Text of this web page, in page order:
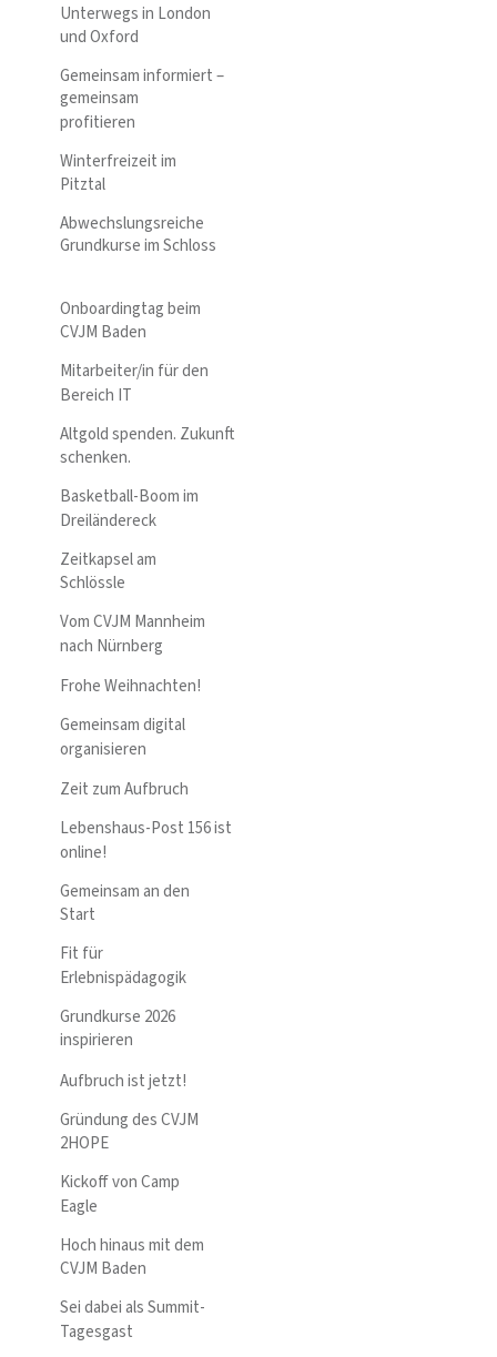
Unterwegs in London
und Oxford
Gemeinsam informiert –
gemeinsam
profitieren
Winterfreizeit im
Pitztal
Abwechslungsreiche
Grundkurse im Schloss
Onboardingtag beim
CVJM Baden
Mitarbeiter/in für den
Bereich IT
Altgold spenden. Zukunft
schenken.
Basketball-Boom im
Dreiländereck
Zeitkapsel am
Schlössle
Vom CVJM Mannheim
nach Nürnberg
Frohe Weihnachten!
Gemeinsam digital
organisieren
Zeit zum Aufbruch
Lebenshaus-Post 156 ist
online!
Gemeinsam an den
Start
Fit für
Erlebnispädagogik
Grundkurse 2026
inspirieren
Aufbruch ist jetzt!
Gründung des CVJM
2HOPE
Kickoff von Camp
Eagle
Hoch hinaus mit dem
CVJM Baden
Sei dabei als Summit-
Tagesgast